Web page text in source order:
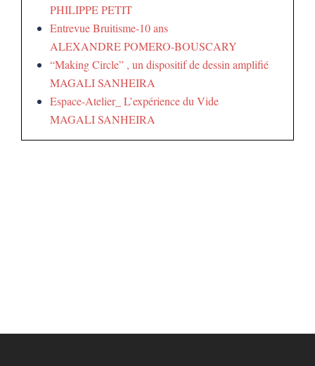
PHILIPPE PETIT
Entrevue Bruitisme-10 ans
ALEXANDRE POMERO-BOUSCARY
“Making Circle” , un dispositif de dessin amplifié
MAGALI SANHEIRA
Espace-Atelier_ L’expérience du Vide
MAGALI SANHEIRA